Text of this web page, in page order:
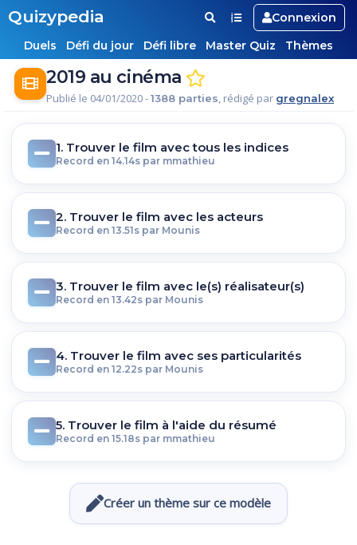
Quizypedia
Connexion
Duels
Défi du jour Défi libre Master Quiz Thèmes
2019 au cinéma
Publié le 04/01/2020 -1388 parties, rédigé par gregnalex
1. Trouver le film avec tous les indices
Record en 14.14s par mmathieu
2. Trouver le film avec les acteurs
Record en 13.51s par Mounis
3. Trouver le film avec le(s) réalisateur(s)
Record en 13.42s par Mounis
4. Trouver le film avec ses particularités
Record en 12.22s par Mounis
5. Trouver le film à l'aide du résumé
Record en 15.18s par mmathieu
Créer un thème sur ce modèle